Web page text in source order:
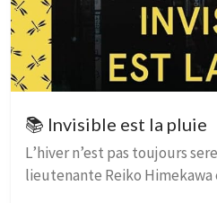
📚 Invisible est la pluie
L’hiver n’est pas toujours
lieutenante Reiko Himekawa